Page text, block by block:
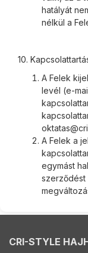
hatályát
nélkül a
10.
A Felek
levél (e-
A Felek a
egymást
szerződést
CRI-STYLE